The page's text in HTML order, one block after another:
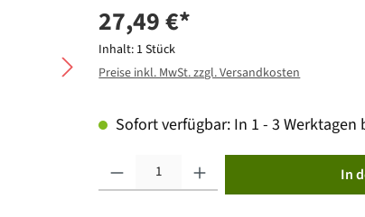
27,49 €*
Inhalt: 1 Stück
Preise inkl. MwSt. zzgl. Versandkosten
Sofort verfügbar: In 1 - 3 Werktagen
In